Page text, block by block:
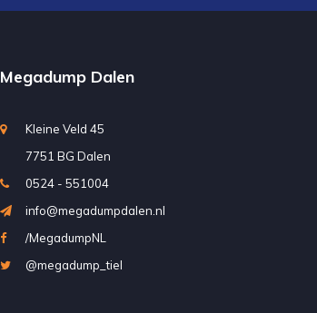
Megadump Dalen
Kleine Veld 45
7751 BG Dalen
0524 - 551004
info@megadumpdalen.nl
/MegadumpNL
@megadump_tiel